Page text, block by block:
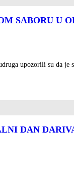
SABORU U
upozorili su da je
DAN